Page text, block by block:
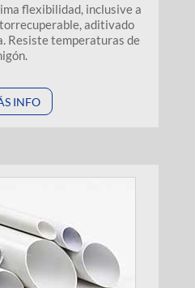
flexibilidad, inclusive a
aditivado
Resiste temperaturas de
INFO